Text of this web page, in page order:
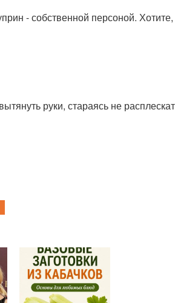
- собственной персоной. Хотите,
руки, стараясь не